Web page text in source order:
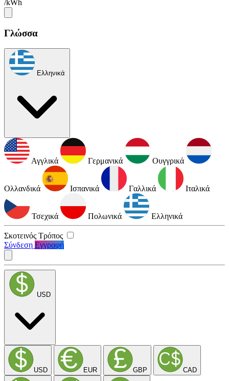
/kWh
Γλώσσα
Ελληνικά
Αγγλικά Γερμανικά Ουγγρικά
Ολλανδικά Ισπανικά Γαλλικά Ιταλικά
Τσεχικά Πολωνικά Ελληνικά
Σκοτεινός Τρόπος
Σύνδεση Εγγραφή
USD
USD EUR GBP CAD